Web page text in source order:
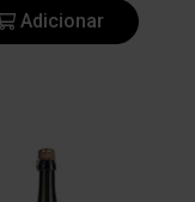
Adicionar